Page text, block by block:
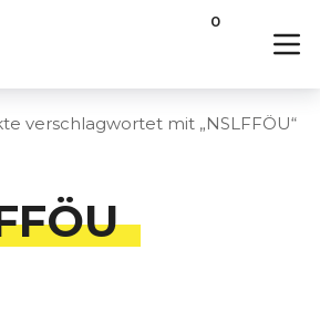
0
verschlagwortet mit „NSLFFÖU“